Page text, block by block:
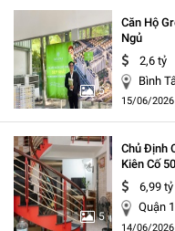
5
Căn Hộ
Ngủ
2,6 tỷ
15/06/2026
5
Chủ Định Cư Nước
6,99 tỷ
14/06/2026